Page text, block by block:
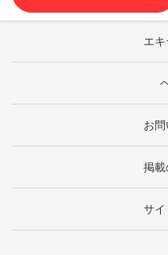
エ
お
掲載
サイ